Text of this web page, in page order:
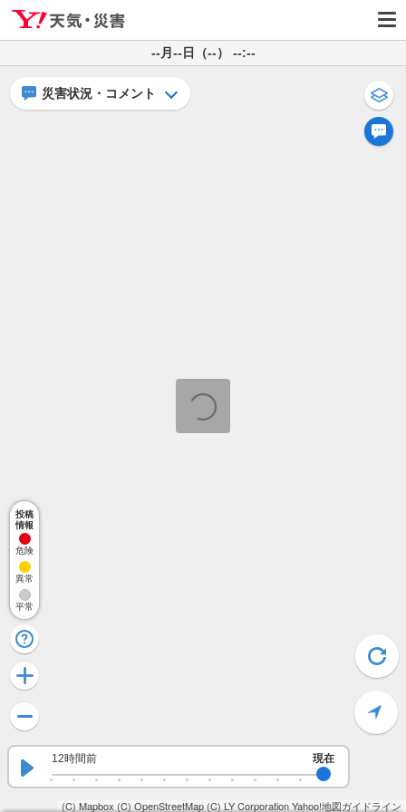
--月--日（--） --:--
(C) Mapbox (C) OpenStreetMap(C) LY CorporationYahoo!地図ガイドライン
災害状況・コメント
12時間前 現在
投稿
情報
危険
異常
平常